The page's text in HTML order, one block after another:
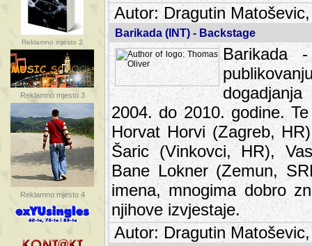
Reklamno mjesto 2
Reklamno mjesto 3
Reklamno mjesto 4
Autor: Dragutin
Barikada (INT) - Backstage
Barikada
2004. do 2010. godine.
Horvat Horvi (Zagreb,
Šaric (Vinkovci, HR),
Bane Lokner (Zemun,
imena, mnogima dobro
njihove izvjestaje.
Autor: Dragutin